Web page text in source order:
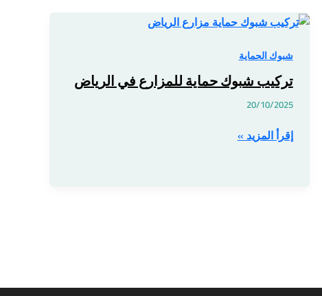
شبوك الحماية
تركيب شبوك حماية للمزارع في الرياض
20/10/2025
تركيب
حماية
للمزارع
في
الرياض
إقرأ المزيد »